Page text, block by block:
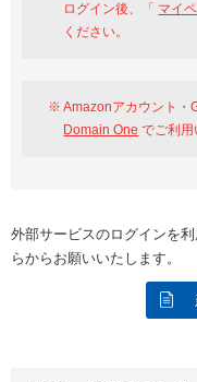
ログイン後、「 マイ
ください。
Amazonアカウント
Domain One でご利用
外部サービスのログインを
らからお願いいたします。